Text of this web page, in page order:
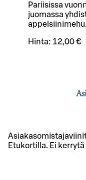
Pariisissa
juomassa
appelsiinimehu.
Hinta: 12,00 €
Etukortilla. Ei